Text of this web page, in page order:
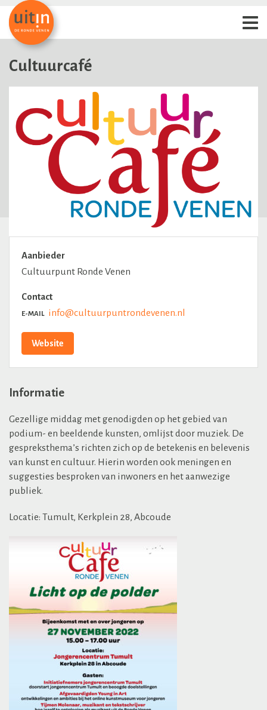
Cultuurcafé
Aanbieder
Cultuurpunt Ronde Venen
Contact
E-MAIL info@cultuurpuntrondevenen.nl
Website
Informatie
Gezellige middag met genodigden op het gebied van
podium- en beeldende kunsten, omlijst door muziek. De
gespreksthema’s richten zich op de betekenis en belevenis
van kunst en cultuur. Hierin worden ook meningen en
suggesties besproken van inwoners en het aanwezige
publiek.
Locatie: Tumult, Kerkplein 28, Abcoude